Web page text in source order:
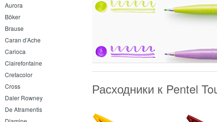
Aurora
Böker
Brause
Caran d’Ache
Carioca
Clairefontaine
Cretacolor
Cross
Daler Rowney
De Atramentis
Расходники к Pentel